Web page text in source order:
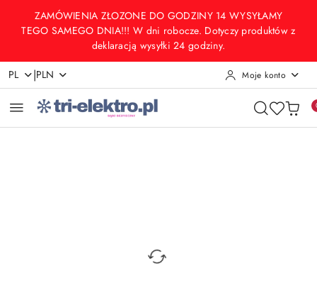
Przejdź do treści głównej
Przejdź do wyszukiwarki
Przejdź do moje konto
Przejdź do menu głównego
Przejdź do opisu produktu
Przejdź do stopki
ZAMÓWIENIA ZŁOZONE DO GODZINY 14 WYSYŁAMY
TEGO SAMEGO DNIA!!! W dni robocze. Dotyczy produktów z
deklaracją wysyłki 24 godziny.
PL |PLN Moje konto